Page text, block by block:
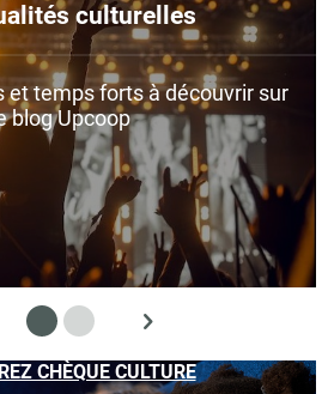
culturelles
et temps forts à découvrir sur
blog Upcoop
CHÈQUE CULTURE